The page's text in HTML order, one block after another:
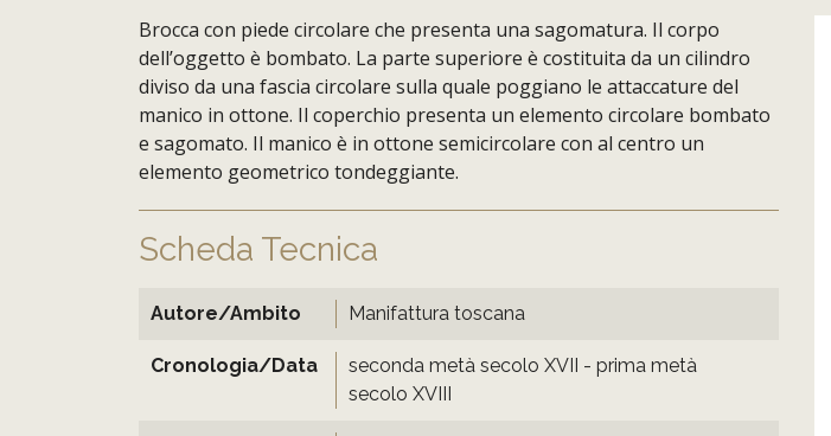
Brocca con piede circolare che presenta una sagomatura. Il corpo
dell’oggetto è bombato. La parte superiore è costituita da un cilindro
diviso da una fascia circolare sulla quale poggiano le attaccature del
manico in ottone. Il coperchio presenta un elemento circolare bombato
e sagomato. Il manico è in ottone semicircolare con al centro un
elemento geometrico tondeggiante.
Scheda Tecnica
Autore/Ambito Manifattura toscana
Cronologia/Data
seconda metà secolo XVII - prima metà
secolo XVIII